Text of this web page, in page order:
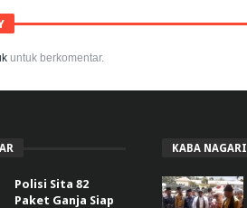
untuk berkomentar.
Polisi Sita 82
Paket Ganja Siap
KABA NAGARI